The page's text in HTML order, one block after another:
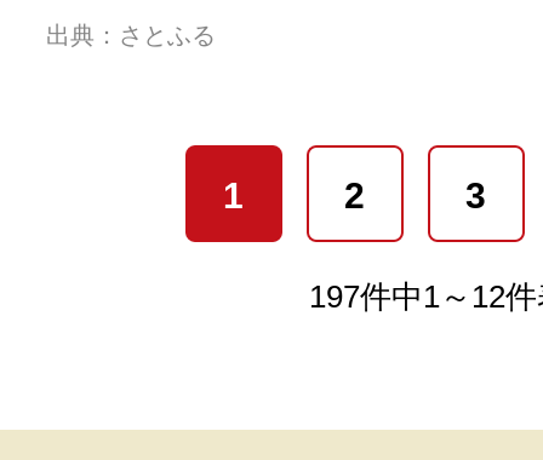
出典：さとふる
1 2 3
197件中1～12